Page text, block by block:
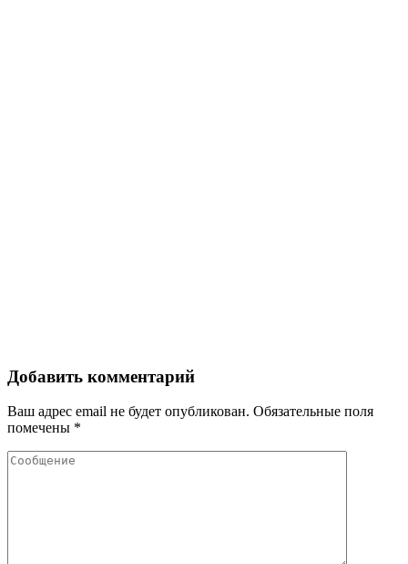
Добавить комментарий
Ваш адрес email не будет опубликован. Обязательные поля
помечены *